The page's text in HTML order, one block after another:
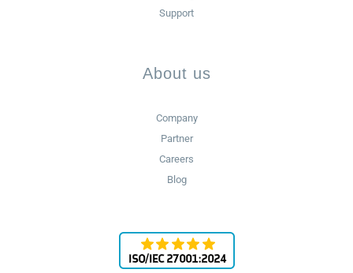
Support
About us
Company
Partner
Careers
Blog